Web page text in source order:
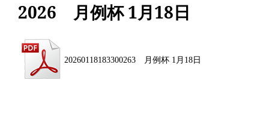
2026 月例杯 1月18日
20260118183300263 月例杯 1月18日